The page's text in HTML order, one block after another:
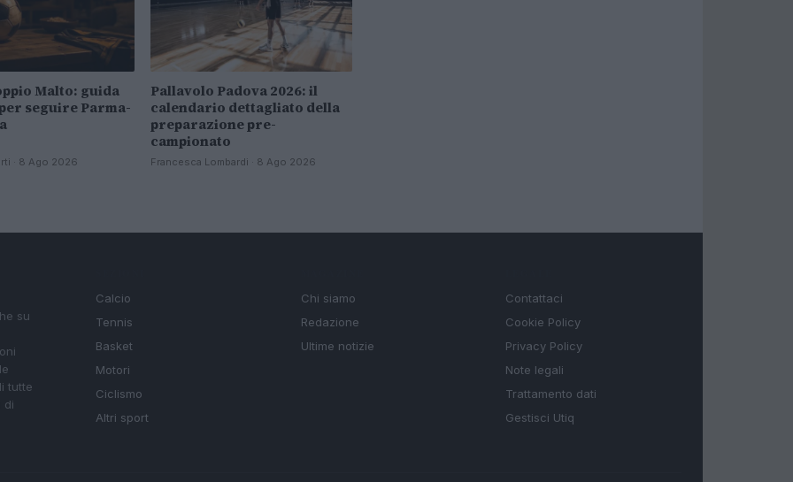
Malto: guida
seguire Parma-
· 8 Ago 2026
Pallavolo Padova 2026: il
calendario dettagliato della
preparazione pre-
campionato
Francesca Lombardi · 8 Ago 2026
su
tutte
di
Calcio
Tennis
Basket
Motori
Ciclismo
Altri sport
Chi siamo
Redazione
Ultime notizie
Contattaci
Cookie Policy
Privacy Policy
Note legali
Trattamento dati
Gestisci Utiq